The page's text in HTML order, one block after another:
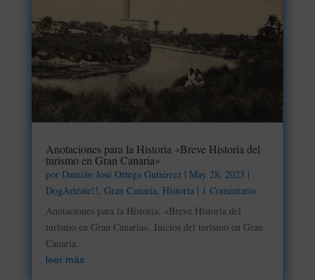
Anotaciones para la Historia «Breve Historia del
turismo en Gran Canaria»
por Damián José Ortega Gutiérrez| May 28, 2023 |
DogArtéate!!, Gran Canaria, Historia| 1 Comentario
Anotaciones para la Historia: «Breve Historia del
turismo en Gran Canaria». Inicios del turismo en Gran
Canaria.
leer más